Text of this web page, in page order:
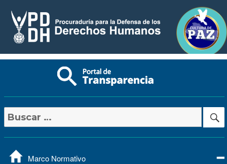
Buscar
por:
Marco Normativo